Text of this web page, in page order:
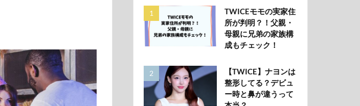
TWICEモモの実家住
所が判明？！父親・
母親に兄弟の家族構
成もチェック！
【TWICE】ナヨンは
整形してる？デビュ
ー時と鼻が違うって